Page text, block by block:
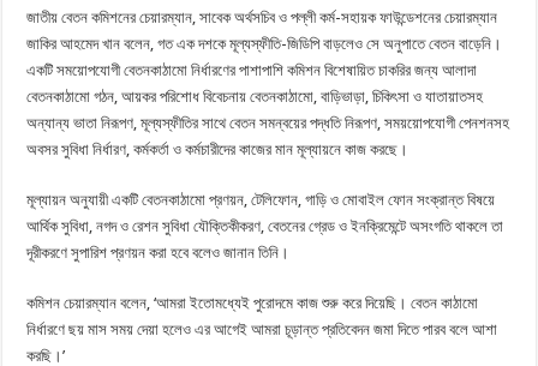
জাতীয় বেতন কমিশনের চেয়ারম্যান, সাবেক অর্থসচিব ও পল্লী কর্ম-সহায়ক ফাউন্ডেশনের চেয়ারম্যান
জাকির আহমেদ খান বলেন, গত এক দশকে মূল্যস্ফীতি-জিডিপি বাড়লেও সে অনুপাতে বেতন বাড়েনি।
একটি সময়োপযোগী বেতনকাঠামো নির্ধারণের পাশাপাশি কমিশন বিশেষায়িত চাকরির জন্য আলাদা
বেতনকাঠামো গঠন, আয়কর পরিশোধ বিবেচনায় বেতনকাঠামো, বাড়িভাড়া, চিকিৎসা ও যাতায়াতসহ
অন্যান্য ভাতা নিরূপণ, মূল্যস্ফীতির সাথে বেতন সমন্বয়ের পদ্ধতি নিরূপণ, সময়য়োপযোগী পেনশনসহ
অবসর সুবিধা নির্ধারণ, কর্মকর্তা ও কর্মচারীদের কাজের মান মূল্যায়নে কাজ করছে।
মূল্যায়ন অনুযায়ী একটি বেতনকাঠামো প্রণয়ন, টেলিফোন, গাড়ি ও মোবাইল ফোন সংক্রান্ত বিষয়ে
আর্থিক সুবিধা, নগদ ও রেশন সুবিধা যৌক্তিকীকরণ, বেতনের গ্রেড ও ইনক্রিমেন্টে অসংগতি থাকলে তা
দূরীকরণে সুপারিশ প্রণয়ন করা হবে বলেও জানান তিনি।
কমিশন চেয়ারম্যান বলেন, ‘আমরা ইতোমধ্যেই পুরোদমে কাজ শুরু করে দিয়েছি। বেতন কাঠামো
নির্ধারণে ছয় মাস সময় দেয়া হলেও এর আগেই আমরা চূড়ান্ত প্রতিবেদন জমা দিতে পারব বলে আশা
করছি।’